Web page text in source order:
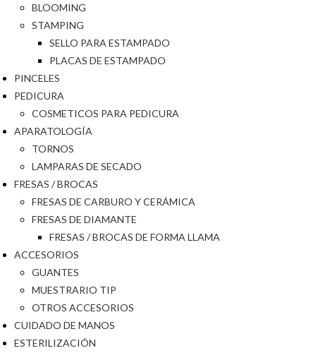
BLOOMING
STAMPING
SELLO PARA ESTAMPADO
PLACAS DE ESTAMPADO
PINCELES
PEDICURA
COSMETICOS PARA PEDICURA
APARATOLOGÍA
TORNOS
LAMPARAS DE SECADO
FRESAS / BROCAS
FRESAS DE CARBURO Y CERÁMICA
FRESAS DE DIAMANTE
FRESAS / BROCAS DE FORMA LLAMA
ACCESORIOS
GUANTES
MUESTRARIO TIP
OTROS ACCESORIOS
CUIDADO DE MANOS
ESTERILIZACIÓN